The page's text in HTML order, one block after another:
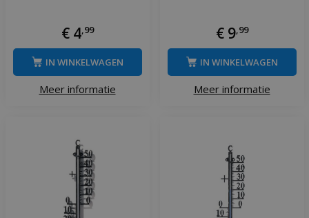
€ 4 99
Meer informatie
IN WINKELWAGEN
€ 9, 99
Meer informatie
IN WINKELWAGEN